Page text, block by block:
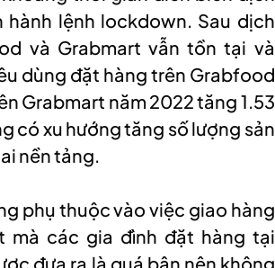
lệnh lockdown. Sau dịch
và Grabmart vẫn tồn tại và
dùng đặt hàng trên Grabfood
Grabmart năm 2022 tăng 1.53
có xu hướng tăng số lượng sản
nền tảng.
phụ thuộc vào việc giao hàng
mà các gia đình đặt hàng tại
đưa ra là quá bận nên không